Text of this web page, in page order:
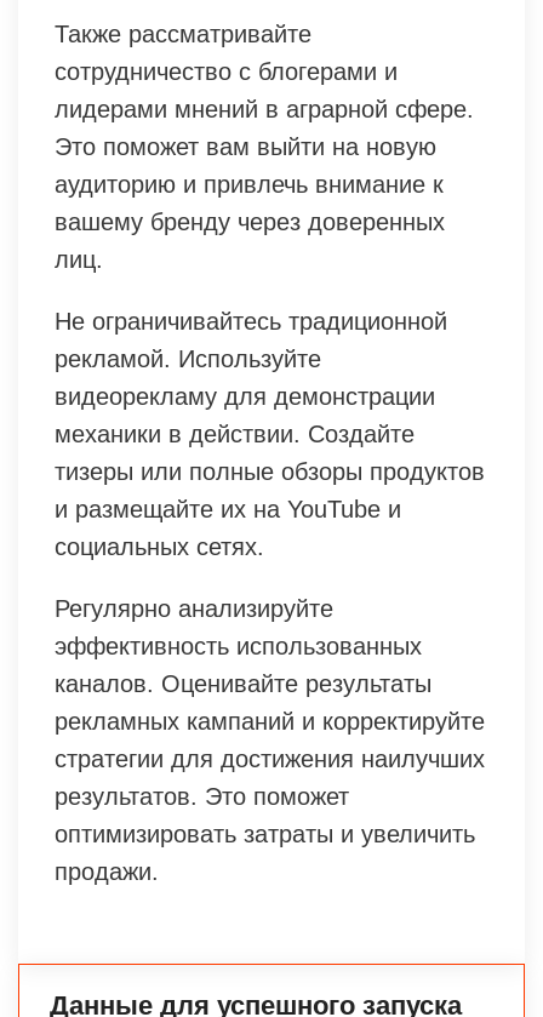
Также рассматривайте
сотрудничество с блогерами и
лидерами мнений в аграрной сфере.
Это поможет вам выйти на новую
аудиторию и привлечь внимание к
вашему бренду через доверенных
лиц.
Не ограничивайтесь традиционной
рекламой. Используйте
видеорекламу для демонстрации
механики в действии. Создайте
тизеры или полные обзоры продуктов
и размещайте их на YouTube и
социальных сетях.
Регулярно анализируйте
эффективность использованных
каналов. Оценивайте результаты
рекламных кампаний и корректируйте
стратегии для достижения наилучших
результатов. Это поможет
оптимизировать затраты и увеличить
продажи.
Данные для успешного запуска